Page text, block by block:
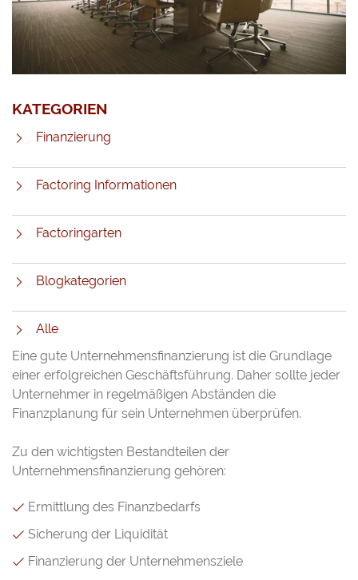
KATEGORIEN
Finanzierung
Factoring Informationen
Factoringarten
Blogkategorien
Alle
Eine gute Unternehmensfinanzierung ist die Grundlage
einer erfolgreichen Geschäftsführung. Daher sollte jeder
Unternehmer in regelmäßigen Abständen die
Finanzplanung für sein Unternehmen überprüfen.
Zu den wichtigsten Bestandteilen der
Unternehmensfinanzierung gehören:
Ermittlung des Finanzbedarfs
Sicherung der Liquidität
Finanzierung der Unternehmensziele